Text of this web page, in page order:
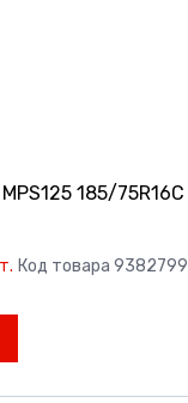
185/75R16C
Код товара 9382799